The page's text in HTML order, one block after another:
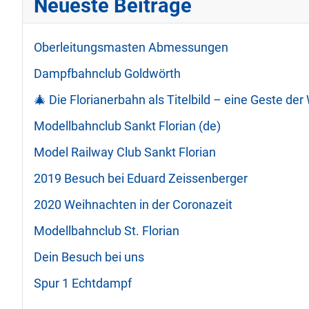
Neueste Beiträge
Oberleitungsmasten Abmessungen
Dampfbahnclub Goldwörth
🎄 Die Florianerbahn als Titelbild – eine Geste der
Modellbahnclub Sankt Florian (de)
Model Railway Club Sankt Florian
2019 Besuch bei Eduard Zeissenberger
2020 Weihnachten in der Coronazeit
Modellbahnclub St. Florian
Dein Besuch bei uns
Spur 1 Echtdampf